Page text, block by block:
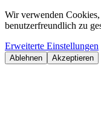
Wir verwenden
benutzerfreundlich zu
Erweiterte Einstellungen
Ablehnen Akzeptieren